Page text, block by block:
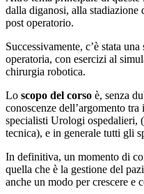
dalla diganosi, alla stadiazione
post operatorio.
Successivamente, c’è stata
operatoria, con esercizi al
chirurgia robotica.
Lo scopo del corso è, senza
conoscenze dell’argomento
specialisti Urologi ospedalieri,
tecnica), e in generale tutti gli
In definitiva, un momento di
quella che è la gestione del
anche un modo per crescere e